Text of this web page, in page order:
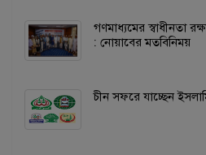
গণমাধ্যমের স্বাধীনতা
: নোয়াবের মতবিনিময়
চীন সফরে যাচ্ছেন